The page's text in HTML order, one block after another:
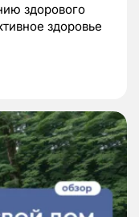
здорового
здоровье